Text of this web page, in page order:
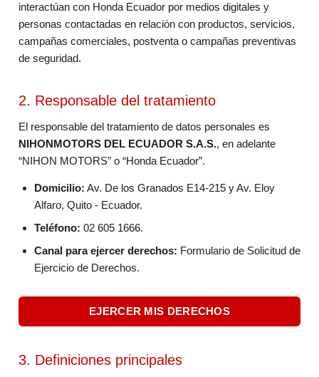
interactúan con Honda Ecuador por medios digitales y
personas contactadas en relación con productos, servicios,
campañas comerciales, postventa o campañas preventivas
de seguridad.
2. Responsable del tratamiento
El responsable del tratamiento de datos personales es
NIHONMOTORS DEL ECUADOR S.A.S., en adelante
“NIHON MOTORS” o “Honda Ecuador”.
Domicilio: Av. De los Granados E14-215 y Av. Eloy
Alfaro, Quito - Ecuador.
Teléfono: 02 605 1666.
Canal para ejercer derechos: Formulario de Solicitud de
Ejercicio de Derechos.
EJERCER MIS DERECHOS
3. Definiciones principales